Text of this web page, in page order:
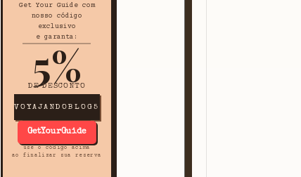
Get Your Guide com
nosso código
exclusivo
e garanta:
5%
DE DESCONTO
VOYAJANDOBLOG5
GetYourGuide
use o código acima
ao finalizar sua reserva